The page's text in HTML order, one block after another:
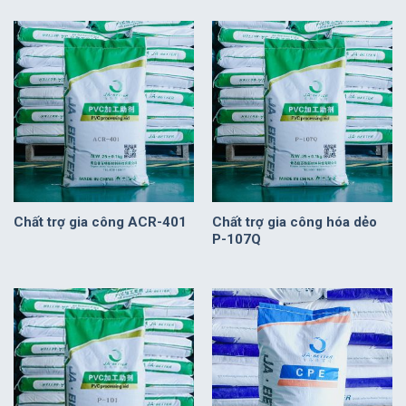
Chất trợ gia công ACR-401
Chất trợ gia công hóa dẻo
P-107Q